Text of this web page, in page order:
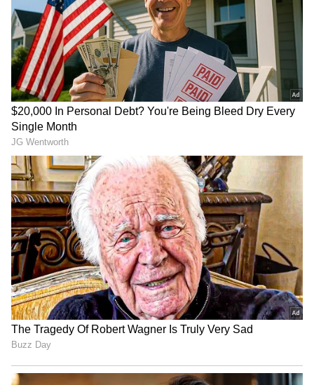
Related Articles
Suriya : செஞ்சுரி அடித்த கருப்பு... 100
கோடி கிளப்பில் உள்ள டாப் 6 சூர்யா
படங்கள் என்னென்ன?
Karuppu OTT release : டெலிடட்
சீன்களுடன் ஓடிடியில் ரிலீஸ் ஆகும்
கருப்பு? எப்போ தெரியுமா?
3
5